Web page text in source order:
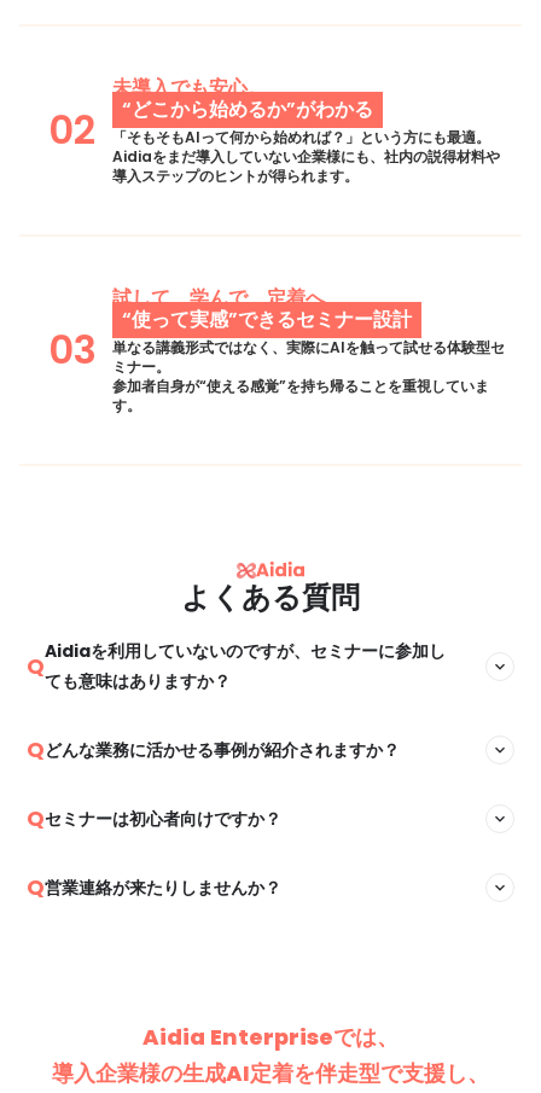
02
未導入でも安心。
“どこから始めるか”がわかる
「そもそもAIって何から始めれば？」という方にも最適。
Aidiaをまだ導入していない企業様にも、社内の説得材料や
導入ステップのヒントが得られます。
03
試して、学んで、定着へ
“使って実感”できるセミナー設計
単なる講義形式ではなく、実際にAIを触って試せる体験型セ
ミナー。
参加者自身が“使える感覚”を持ち帰ることを重視していま
す。
よくある質問
QAidiaを利用していないのですが、セミナーに参加し
ても意味はありますか？
expand_more
はい、未導入でも問題ありません。Aidiaの事例を通じて、「自
社に合ったAI活用とは何か？」のヒントを持ち帰っていただけ
Qどんな業務に活かせる事例が紹介されますか？ expand_more
文章作成、資料改善、SNS発信、マーケティング設計など、幅広
い職種の業務改善事例を取り上げています。詳細は最新のセミ
Qセミナーは初心者向けですか？ expand_more
主には、初心者・中級者向けです。ChatGPTを触ったことがな
い方でも安心してご参加いただけます。上級者の方も、こうい
Q営業連絡が来たりしませんか？ expand_more
Aidia Enterpriseでは、
導入企業様の生成AI定着を伴走型で支援し、